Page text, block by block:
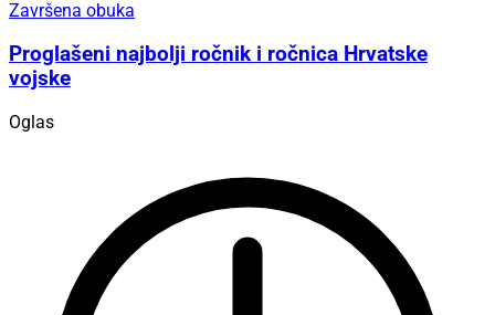
Završena obuka
Proglašeni najbolji ročnik i ročnica Hrvatske
vojske
Oglas